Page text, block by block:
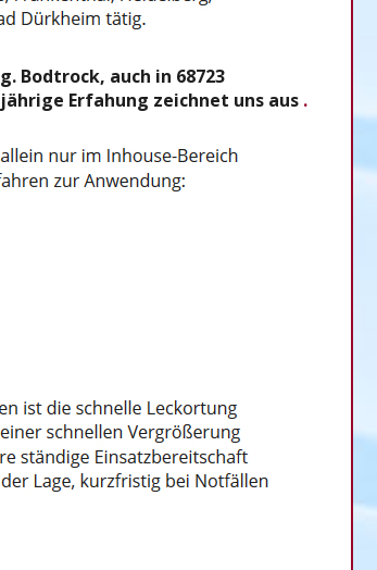
Bodtrock, auch in 68723
Erfahung zeichnet uns aus .